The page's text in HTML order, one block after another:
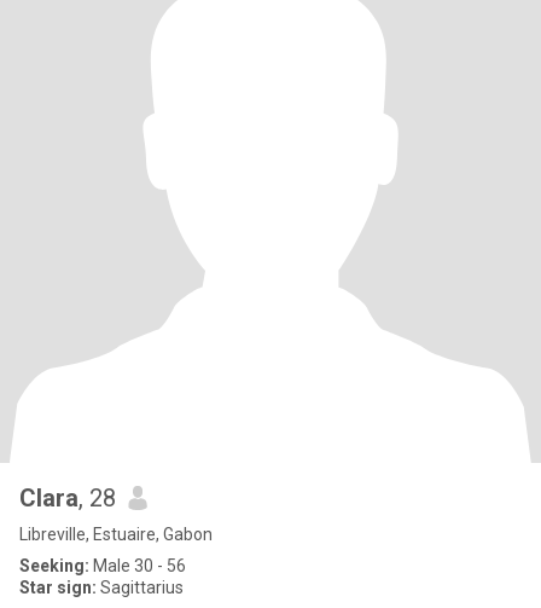
Clara, 28
Libreville, Estuaire, Gabon
Seeking: Male 30 - 56
Star sign: Sagittarius